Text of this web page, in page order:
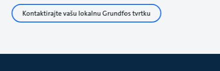
Kontaktirajte vašu lokalnu Grundfos tvrtku